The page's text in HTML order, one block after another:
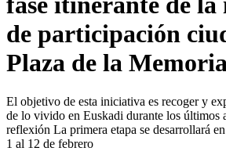
de participación
Plaza de la
El objetivo de esta iniciativa es recoger y
de lo vivido en Euskadi durante los últimos
reflexión La primera etapa se desarrollará
1 al 12 de febrero